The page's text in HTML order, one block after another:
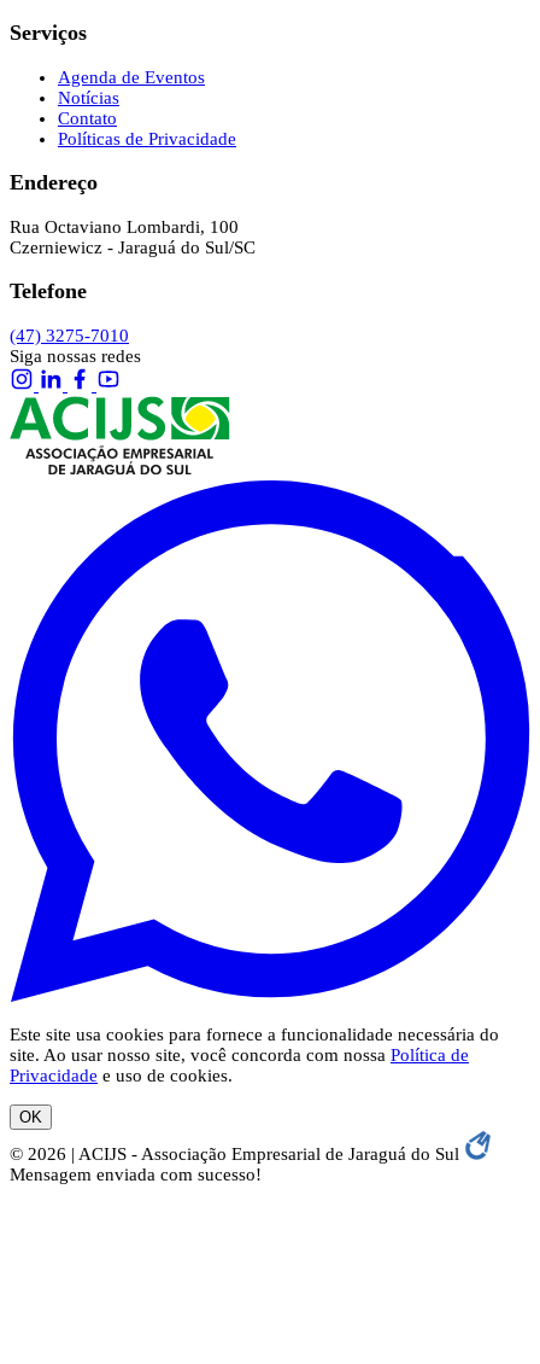
Serviços
Agenda de Eventos
Notícias
Contato
Políticas de Privacidade
Endereço
Rua Octaviano Lombardi, 100
Czerniewicz - Jaraguá do Sul/SC
Telefone
(47) 3275-7010
Siga nossas redes
Este site usa cookies para fornece a funcionalidade necessária do
site. Ao usar nosso site, você concorda com nossa Política de
Privacidade e uso de cookies.
OK
© 2026 | ACIJS - Associação Empresarial de Jaraguá do Sul
Mensagem enviada com sucesso!